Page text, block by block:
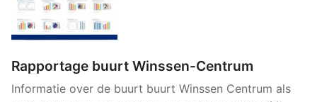
Rapportage buurt Winssen-Centrum
Informatie over de buurt buurt Winssen Centrum als